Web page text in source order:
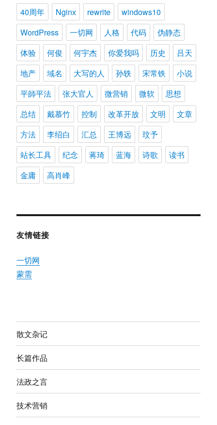
40周年 Nginx rewrite
windows10
WordPress
一切网 人格 代码
伪静态
体验
何俊 何宇杰 你爱我吗 历史
吕天
地产
域名 大写的人 孙轶 宋常铁
小说
平師平法
张大官人 微营销 微软
思想
总结
戴慕竹 控制 改革开放 文明
文章
方法
李绍白 汇总 王博远
玟予
站长工具
纪念 蒋琦 蓝海 诗歌
读书
金庸
高肖峰
友情链接
一切网
蒙需
散文杂记
长篇作品
法政之言
技术营销